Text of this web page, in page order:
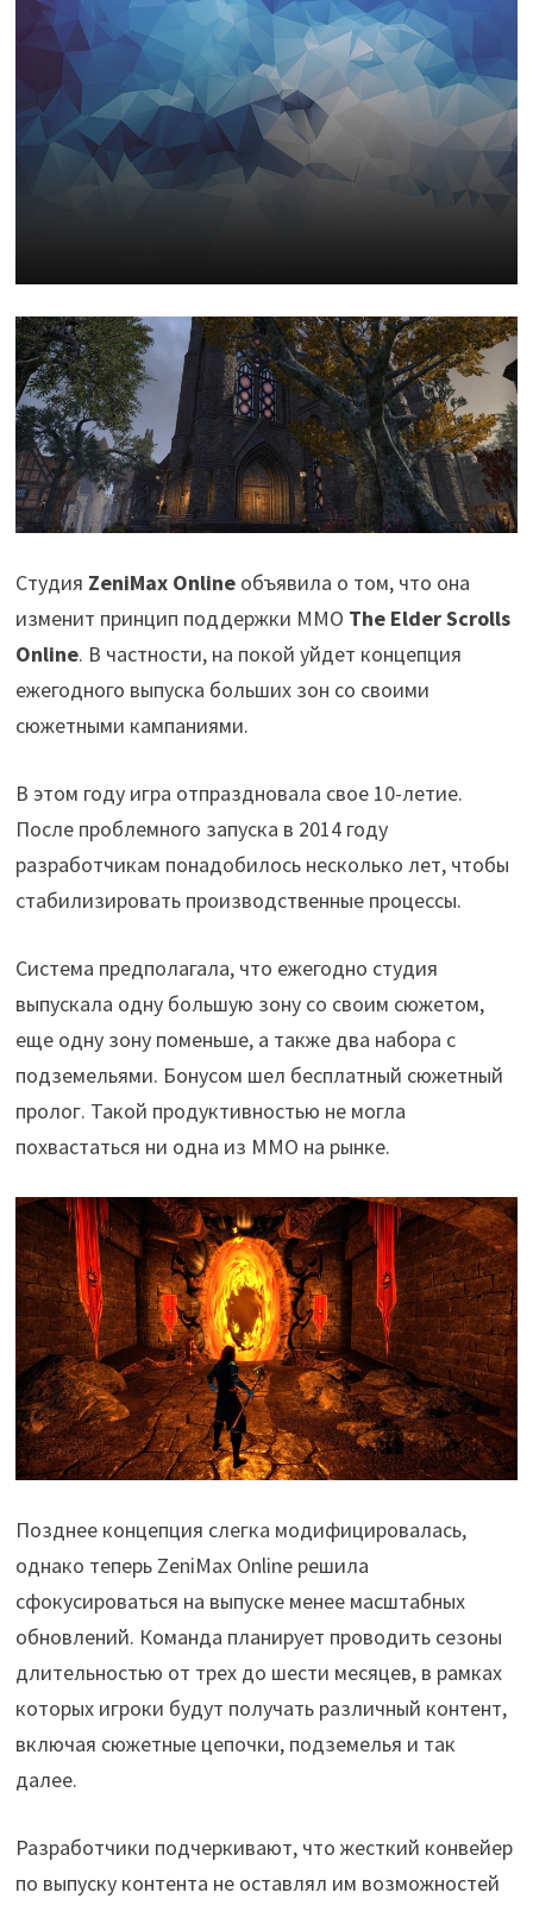
Студия ZeniMax Onlineобъявила о том, что она
изменит принцип поддержки ММО The Elder Scrolls
Online. В частности, на покой уйдет концепция
ежегодного выпуска больших зон со своими
сюжетными кампаниями.
В этом году игра отпраздновала свое 10-летие.
После проблемного запуска в 2014 году
разработчикам понадобилось несколько лет, чтобы
стабилизировать производственные процессы.
Система предполагала, что ежегодно студия
выпускала одну большую зону со своим сюжетом,
еще одну зону поменьше, а также два набора с
подземельями. Бонусом шел бесплатный сюжетный
пролог. Такой продуктивностью не могла
похвастаться ни одна из ММО на рынке.
Позднее концепция слегка модифицировалась,
однако теперь ZeniMax Online решила
сфокусироваться на выпуске менее масштабных
обновлений. Команда планирует проводить сезоны
длительностью от трех до шести месяцев, в рамках
которых игроки будут получать различный контент,
включая сюжетные цепочки, подземелья и так
далее.
Разработчики подчеркивают, что жесткий конвейер
по выпуску контента не оставлял им возможностей